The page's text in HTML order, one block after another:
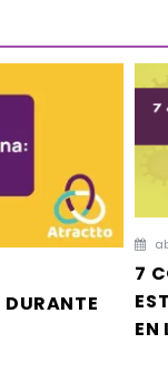
DURANTE
7
EN